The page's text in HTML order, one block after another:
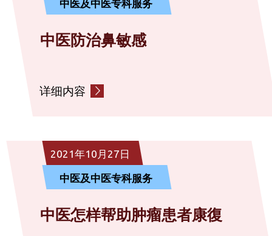
中医及中医专科服务
中医防治鼻敏感
详细内容
2021年10月27日
中医及中医专科服务
中医怎样帮助肿瘤患者康復